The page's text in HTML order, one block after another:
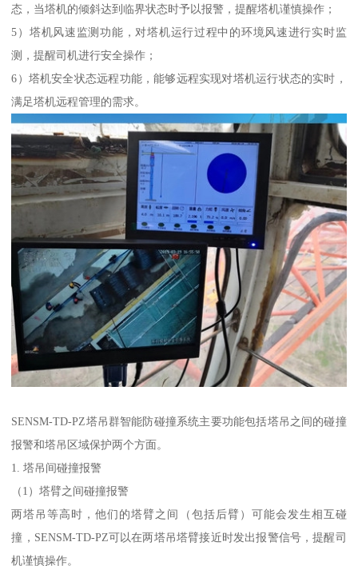
态，当塔机的倾斜达到临界状态时予以报警，提醒塔机谨慎操作；
5）塔机风速监测功能，对塔机运行过程中的环境风速进行实时监
测，提醒司机进行安全操作；
6）塔机安全状态远程功能，能够远程实现对塔机运行状态的实时，
满足塔机远程管理的需求。
SENSM-TD-PZ塔吊群智能防碰撞系统主要功能包括塔吊之间的碰撞
报警和塔吊区域保护两个方面。
1. 塔吊间碰撞报警
（1）塔臂之间碰撞报警
两塔吊等高时，他们的塔臂之间（包括后臂）可能会发生相互碰
撞，SENSM-TD-PZ可以在两塔吊塔臂接近时发出报警信号，提醒司
机谨慎操作。